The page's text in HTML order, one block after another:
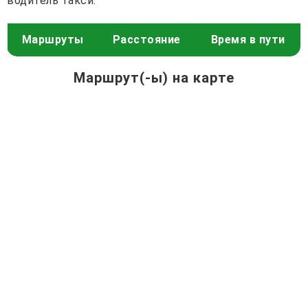
Маршруты Расстояние Время в пути
Маршрут(-ы) на карте